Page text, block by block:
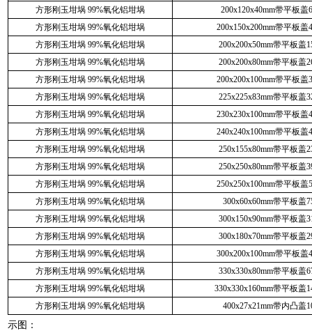
方形刚玉坩埚 99%氧化铝坩埚
200x120x40mm带平板盖
方形刚玉坩埚 99%氧化铝坩埚
200x150x200mm带平板盖
方形刚玉坩埚 99%氧化铝坩埚
200x200x50mm带平板盖
方形刚玉坩埚 99%氧化铝坩埚
200x200x80mm带平板盖
方形刚玉坩埚 99%氧化铝坩埚
200x200x100mm带平板盖
方形刚玉坩埚 99%氧化铝坩埚
225x225x83mm带平板盖
方形刚玉坩埚 99%氧化铝坩埚
230x230x100mm带平板盖
方形刚玉坩埚 99%氧化铝坩埚
240x240x100mm带平板盖
方形刚玉坩埚 99%氧化铝坩埚
250x155x80mm带平板盖
方形刚玉坩埚 99%氧化铝坩埚
250x250x80mm带平板盖
方形刚玉坩埚 99%氧化铝坩埚
250x250x100mm带平板盖
方形刚玉坩埚 99%氧化铝坩埚
300x60x60mm带平板盖
方形刚玉坩埚 99%氧化铝坩埚
300x150x90mm带平板盖
方形刚玉坩埚 99%氧化铝坩埚
300x180x70mm带平板盖
方形刚玉坩埚 99%氧化铝坩埚
300x200x100mm带平板盖
方形刚玉坩埚 99%氧化铝坩埚
330x330x80mm带平板盖
方形刚玉坩埚 99%氧化铝坩埚
330x330x160mm带平板盖
方形刚玉坩埚 99%氧化铝坩埚
400x27x21mm带内凸盖
示图：